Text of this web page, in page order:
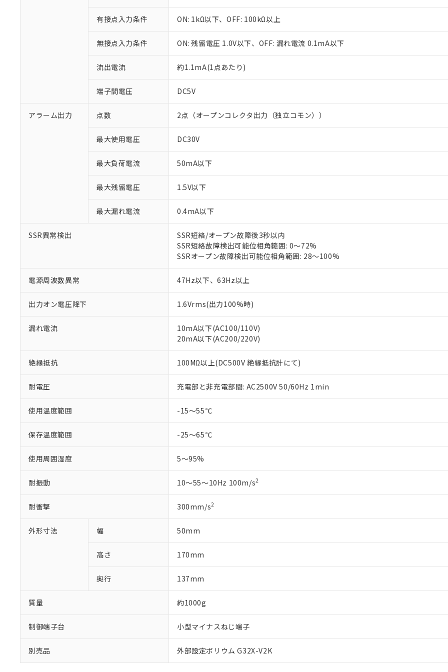
有接点入力条件 ON: 1kΩ以下、OFF: 100kΩ以上
無接点入力条件 ON: 残留電圧 1.0V以下、OFF: 漏れ電流 0.1mA以下
流出電流 約1.1mA(1点あたり)
端子間電圧 DC5V
アラーム出力 点数 2点（オープンコレクタ出力（独立コモン））
最大使用電圧 DC30V
最大負荷電流 50mA以下
最大残留電圧 1.5V以下
最大漏れ電流 0.4mA以下
SSR異常検出
SSR短絡/オープン故障後3秒以内
SSR短絡故障検出可能位相角範囲: 0～72%
SSRオープン故障検出可能位相角範囲: 28～100%
電源周波数異常 47Hz以下、63Hz以上
出力オン電圧降下 1.6Vrms(出力100%時)
漏れ電流
10mA以下(AC100/110V)
20mA以下(AC200/220V)
絶縁抵抗 100MΩ以上(DC500V 絶縁抵抗計にて)
耐電圧 充電部と非充電部間: AC2500V 50/60Hz 1min
使用温度範囲 -15～55℃
保存温度範囲 -25～65℃
使用周囲湿度 5～95%
耐振動 10～55～10Hz 100m/s2
耐衝撃 300mm/s2
外形寸法 幅 50mm
高さ 170mm
奥行 137mm
質量 約1000g
制御端子台 小型マイナスねじ端子
別売品 外部設定ボリウム G32X-V2K
い。
正式な納期状況および標準価格はお客様のお取引先、またはお客様担当のオムロ
オムロン制御機器販売店や当社販売拠点は「
販売ネットワーク
在庫状況および標準価格結果を当社の事前の承諾なく第三者に漏洩または開示し
マイパーツ機能（部品リスト作成サービス）をご利用いただくには、I-Webメン
ている必要があります。
お客様が当ウェブサイト上で当社にご登録された部品リストについて、当社およ
が、当社の製品・サービスに関するお客様との取引・商談に必要な範囲で利用す
さい。
※2 対応予定月
部品在庫の切り替え状況などにより、予定月が前後することがあります。
※3 非含有証明書ダウンロード
下記の非含有証明書をダウンロードすることができます。
51物質の非含有証明書（当社基準）
※本証明書は発行日時点で非含有を証明するもので、過去に遡って非含有を証明する
また、RoHS指令のフタル酸エステル類４物質の対応では、対応完了までの期間は出
混在することから備考欄に対応日を記載しておりました。
既に当社にて対応品への在庫切替を完了していることから、特段のことがない限り
り割愛しております。
※2 環境保護使用期限
「ｅ」：有害物質（10物質）のすべてが基準値以下であることを示します。
「10」：通常の使用状況下において有害物質が外部に漏えいし、環境に深刻な影響を
「－」：未確認です。当社販売部門へお問い合わせください。
当社は貴社製品を、核兵器、ミサイル、化学兵器、生物兵器またはその他武器並
置等に一切使用いたしません。
当社は、貴社製品を第三者に販売する場合は、上記1、2および3の内容を当該第
また当社は、販売先および販売に係わる関係者が違法に輸出するおそれがある場
たしません。
合意する キャンセル
機器販売店・当社販売員にご確認ください)
受注生産機種、また在庫状況の情報を公開していない機種